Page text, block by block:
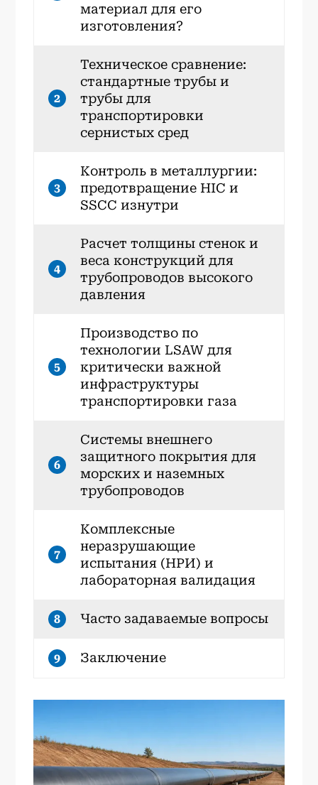
материал для его
изготовления?
2
Техническое сравнение:
стандартные трубы и
трубы для
транспортировки
сернистых сред
3
Контроль в металлургии:
предотвращение HIC и
SSCC изнутри
4
Расчет толщины стенок и
веса конструкций для
трубопроводов высокого
давления
5
Производство по
технологии LSAW для
критически важной
инфраструктуры
транспортировки газа
6
Системы внешнего
защитного покрытия для
морских и наземных
трубопроводов
7
Комплексные
неразрушающие
испытания (НРИ) и
лабораторная валидация
8 Часто задаваемые вопросы
9 Заключение